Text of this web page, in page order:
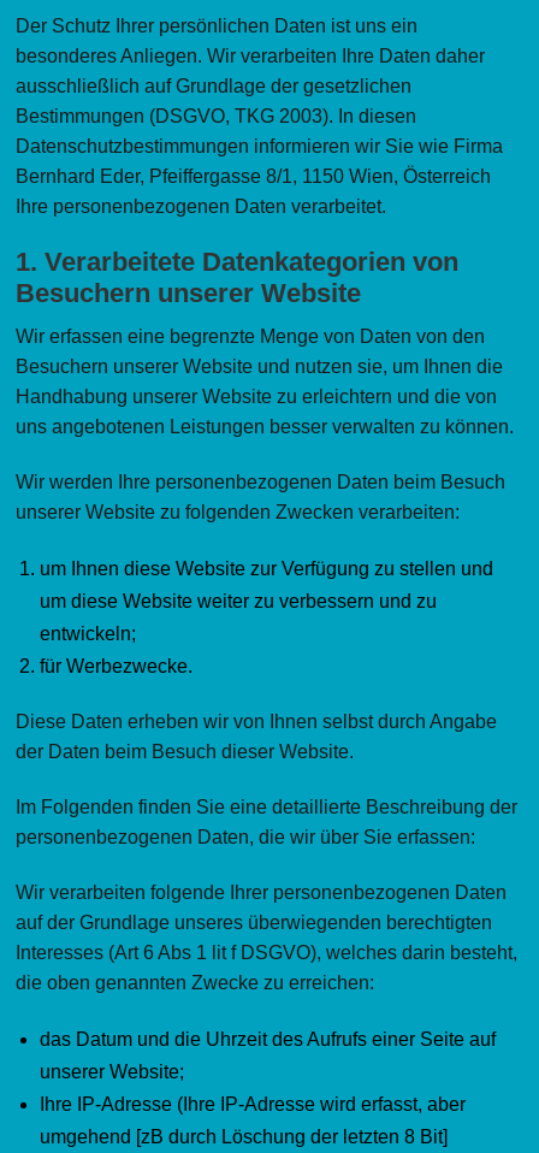
Der Schutz Ihrer persönlichen Daten ist uns ein
besonderes Anliegen. Wir verarbeiten Ihre Daten daher
ausschließlich auf Grundlage der gesetzlichen
Bestimmungen (DSGVO, TKG 2003). In diesen
Datenschutzbestimmungen informieren wir Sie wie Firma
Bernhard Eder, Pfeiffergasse 8/1, 1150 Wien, Österreich
Ihre personenbezogenen Daten verarbeitet.
1. Verarbeitete Datenkategorien von
Besuchern unserer Website
Wir erfassen eine begrenzte Menge von Daten von den
Besuchern unserer Website und nutzen sie, um Ihnen die
Handhabung unserer Website zu erleichtern und die von
uns angebotenen Leistungen besser verwalten zu können.
Wir werden Ihre personenbezogenen Daten beim Besuch
unserer Website zu folgenden Zwecken verarbeiten:
um Ihnen diese Website zur Verfügung zu stellen und
um diese Website weiter zu verbessern und zu
entwickeln;
für Werbezwecke.
Diese Daten erheben wir von Ihnen selbst durch Angabe
der Daten beim Besuch dieser Website.
Im Folgenden finden Sie eine detaillierte Beschreibung der
personenbezogenen Daten, die wir über Sie erfassen:
Wir verarbeiten folgende Ihrer personenbezogenen Daten
auf der Grundlage unseres überwiegenden berechtigten
Interesses (Art 6 Abs 1 lit f DSGVO), welches darin besteht,
die oben genannten Zwecke zu erreichen:
das Datum und die Uhrzeit des Aufrufs einer Seite auf
unserer Website;
Ihre IP-Adresse (Ihre IP-Adresse wird erfasst, aber
umgehend [zB durch Löschung der letzten 8 Bit]